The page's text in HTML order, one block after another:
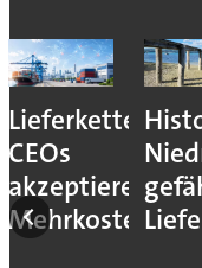
CEOs
akzeptieren
Mehrkosten